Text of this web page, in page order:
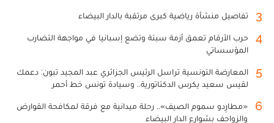
3 تفاصيل منشأة رياضية كبرى مرتقبة بالدار البيضاء
4
حرب الأرقام تعمق أزمة سبتة وتضع إسبانيا في مواجهة التضارب
المؤسساتي
5
المعارضة التونسية تراسل الرئيس الجزائري عبد المجيد تبون: دعمك
لقيس سعيد يكرس الدكتاتورية.. وسيادة تونس خط أحمر
6
«مطارِدو سموم الصيف».. رحلة ميدانية مع فرقة لمكافحة القوارض
والزواحف بشوارع الدار البيضاء